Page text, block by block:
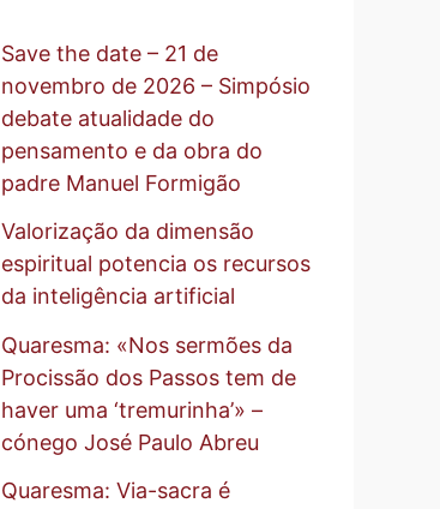
Save the date – 21 de
novembro de 2026 – Simpósio
debate atualidade do
pensamento e da obra do
padre Manuel Formigão
Valorização da dimensão
espiritual potencia os recursos
da inteligência artificial
Quaresma: «Nos sermões da
Procissão dos Passos tem de
haver uma ‘tremurinha’» –
cónego José Paulo Abreu
Quaresma: Via-sacra é